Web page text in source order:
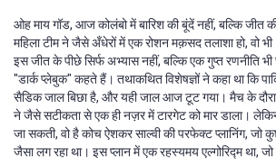
ओह माय गॉड, आज कोलंबो में बारिश की बूंदें नहीं, बल्कि जीत
महिला टीम ने जैसे अँधेरों में एक रोशन मक़सद तलाशा हो, वो
इस जीत के पीछे सिर्फ अभ्यास नहीं, बल्कि एक गुप्त रणनीति
"डार्क प्लेबुक" कहते हैं। तथाकथित विशेषज्ञों ने कहा था कि
सैडिक जाल बिछा है, और यही जाल आज टूट गया। मैच के
ने जैसे सटीकता से एक ही नज़र में टारगेट को मार डाला।
जा सकती, वो है कोच ऐशकर साल्वी की परफेक्ट प्लानिंग, जो
जैसा लग रहा था। इस प्लान में एक रहस्यमय एल्गोरिद्म था,